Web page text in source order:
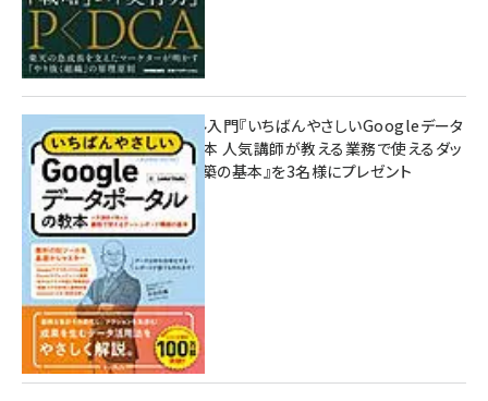
無料BIツール入門『いちばんやさしいGoogleデータ
ポータルの教本 人気講師が教える業務で使えるダッ
シュボード構築の基本』を3名様にプレゼント
7月31日 10:00